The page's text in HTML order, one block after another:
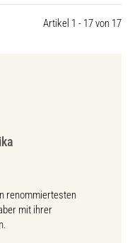
Artikel 1 - 17 von 17
renommiertesten
mit ihrer